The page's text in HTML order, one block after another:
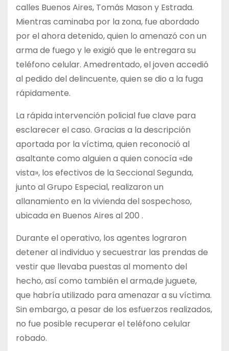
calles Buenos Aires, Tomás Mason y Estrada.
Mientras caminaba por la zona, fue abordado
por el ahora detenido, quien lo amenazó con un
arma de fuego y le exigió que le entregara su
teléfono celular. Amedrentado, el joven accedió
al pedido del delincuente, quien se dio a la fuga
rápidamente.
La rápida intervención policial fue clave para
esclarecer el caso. Gracias a la descripción
aportada por la víctima, quien reconoció al
asaltante como alguien a quien conocía «de
vista», los efectivos de la Seccional Segunda,
junto al Grupo Especial, realizaron un
allanamiento en la vivienda del sospechoso,
ubicada en Buenos Aires al 200 .
Durante el operativo, los agentes lograron
detener al individuo y secuestrar las prendas de
vestir que llevaba puestas al momento del
hecho, así como también el arma,de juguete,
que habría utilizado para amenazar a su víctima.
Sin embargo, a pesar de los esfuerzos realizados,
no fue posible recuperar el teléfono celular
robado.